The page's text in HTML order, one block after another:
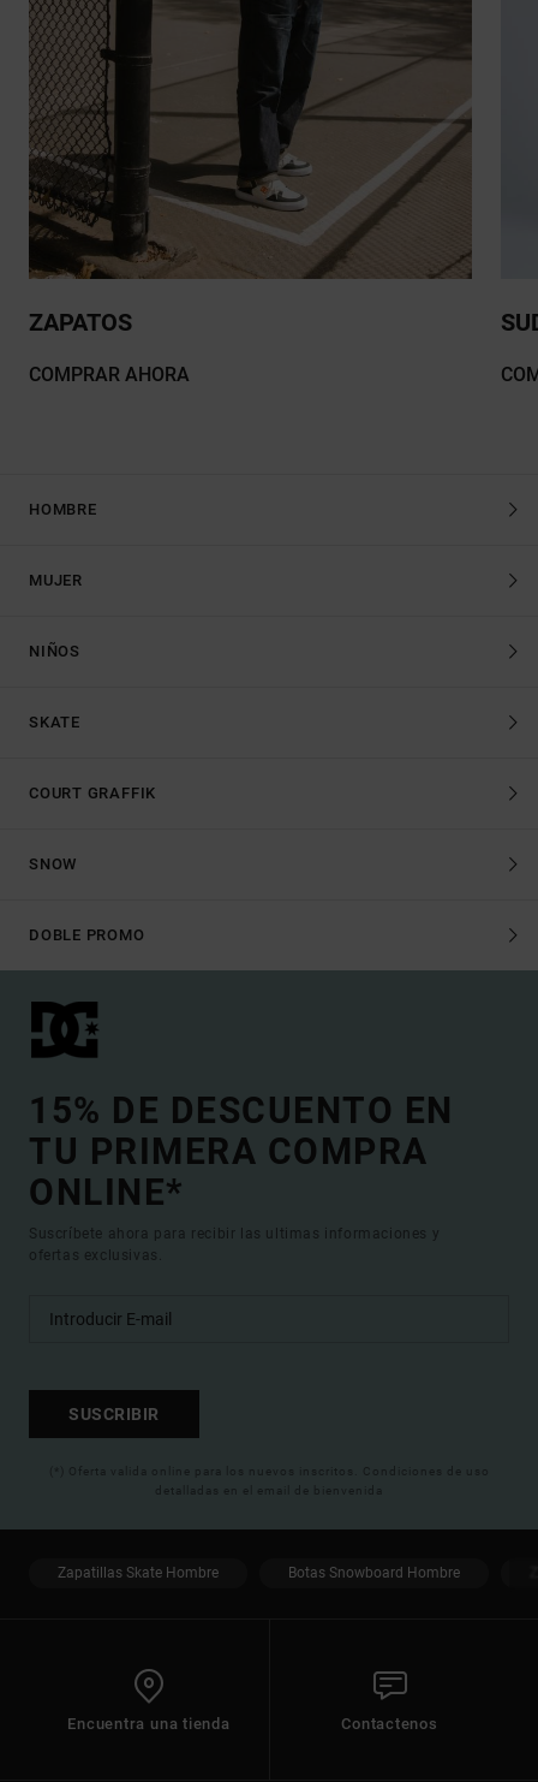
ZAPATOS
COMPRAR AHORA
HOMBRE
MUJER
NIÑOS
SKATE
COURT GRAFFIK
SNOW
DOBLE PROMO
15% DE DESCUENTO EN
TU PRIMERA COMPRA
ONLINE*
Suscríbete ahora para recibir las ultimas informaciones y
ofertas exclusivas.
SUSCRIBIR
(*) Oferta valida online para los nuevos inscritos. Condiciones de uso
detalladas en el email de bienvenida
Zapatillas Skate Hombre Botas Snowboard Hombre
Encuentra una tienda Contactenos